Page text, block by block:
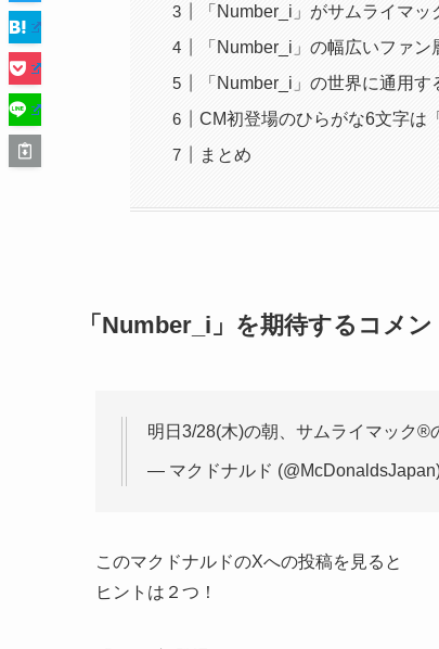
「Number_i」がサムライマ
「Number_i」の幅広いファン
「Number_i」の世界に通用す
CM初登場のひらがな6文字は
まとめ
「Number_i」を期待するコメン
明日3/28(木)の朝、サムライマック®
— マクドナルド
このマクドナルドのXへの投稿を見ると
ヒントは２つ！